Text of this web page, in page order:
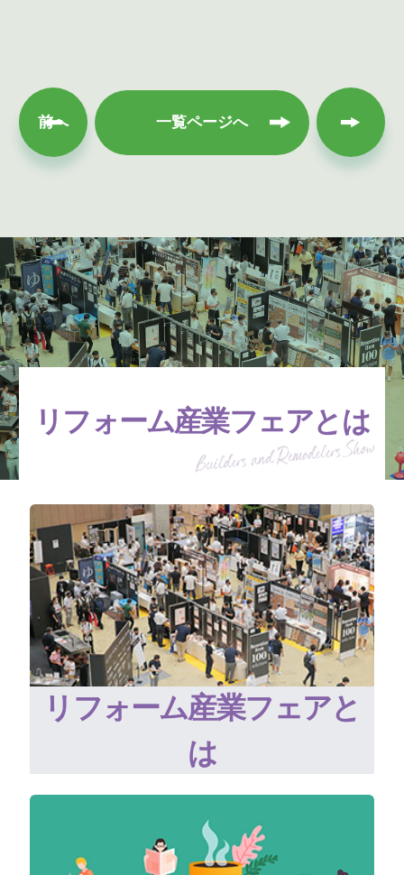
前へ 一覧ページへ
次へ
リフォーム産業フェアとは
リフォーム産業フェアと
は